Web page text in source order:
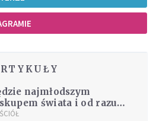
najmłodszym
świata i od razu